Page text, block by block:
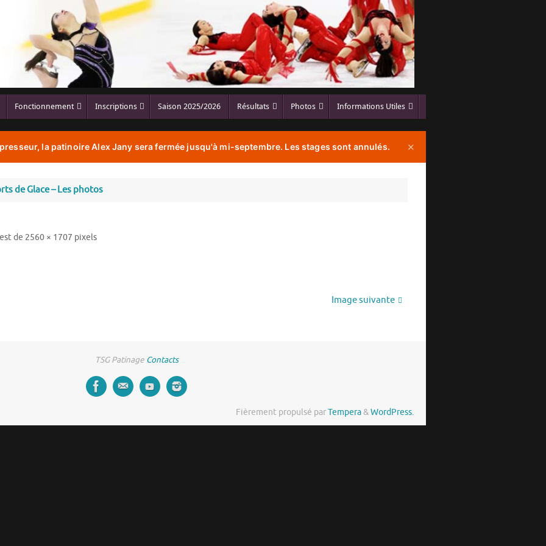
Fonctionnement Inscriptions Saison 2025/2026 Résultats Photos Informations Utiles
la patinoire Alex Jany sera fermée jusqu'à mi-septembre. Les stages sont annulés. ✕
de Glace – Les photos
de 2560 × 1707 pixels
Image suivante
TSG Patinage Contacts
Fièrement propulsé parTempera&WordPress.